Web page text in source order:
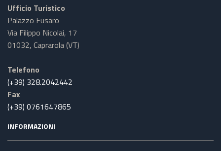
Ufficio Turistico
Palazzo Fusaro
Via Filippo Nicolai, 17
01032, Caprarola (VT)
Telefono
(+39) 328.2042442
Fax
(+39) 0761647865
INFORMAZIONI